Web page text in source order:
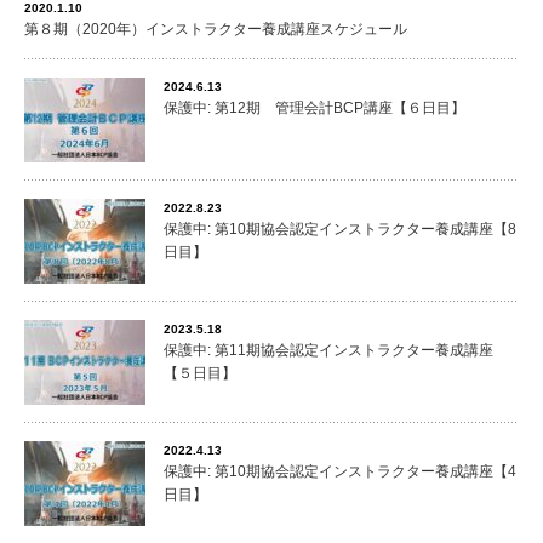
2020.1.10
第８期（2020年）インストラクター養成講座スケジュール
2024.6.13
保護中: 第12期 管理会計BCP講座【６日目】
2022.8.23
保護中: 第10期協会認定インストラクター養成講座【8
日目】
2023.5.18
保護中: 第11期協会認定インストラクター養成講座
【５日目】
2022.4.13
保護中: 第10期協会認定インストラクター養成講座【4
日目】